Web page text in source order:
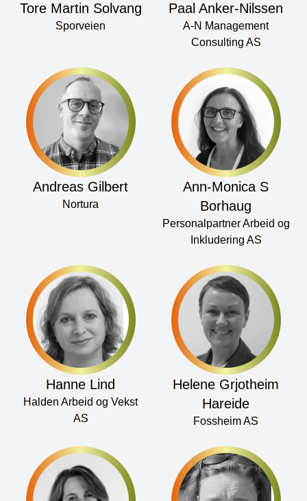
Tore Martin Solvang
Sporveien
Paal Anker-Nilssen
A-N Management
Consulting AS
Andreas Gilbert
Nortura
Ann-Monica S
Borhaug
Personalpartner Arbeid og
Inkludering AS
Hanne Lind
Halden Arbeid og Vekst
AS
Helene Grjotheim
Hareide
Fossheim AS